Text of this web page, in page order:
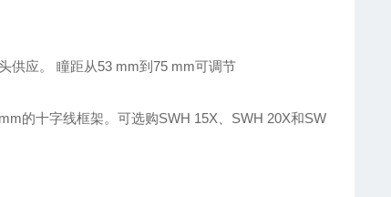
供应。 瞳距从53 mm到75 mm可调节
的十字线框架。可选购SWH 15X、SWH 20X和SW